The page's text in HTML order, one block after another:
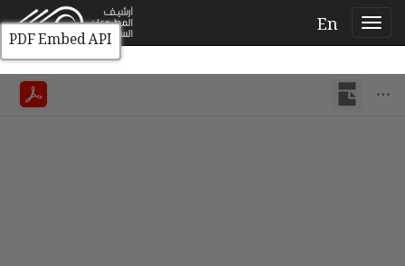
En
PDF Embed API